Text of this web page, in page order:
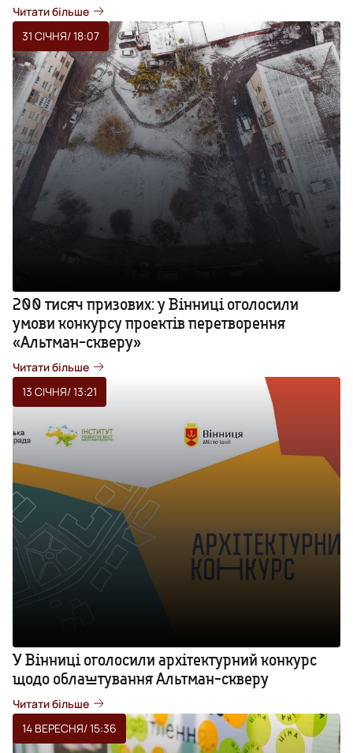
Читати більше
31 СІЧНЯ/ 18:07
200 тисяч призових: у Вінниці оголосили
умови конкурсу проектів перетворення
«Альтман-скверу»
Читати більше
13 СІЧНЯ/ 13:21
У Вінниці оголосили архітектурний конкурс
щодо облаштування Альтман-скверу
Читати більше
14 ВЕРЕСНЯ/ 15:36